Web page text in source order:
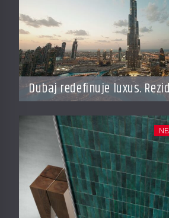
Dubaj redefinuje luxus.
miliardy dnes připomínají
resorty budoucnosti